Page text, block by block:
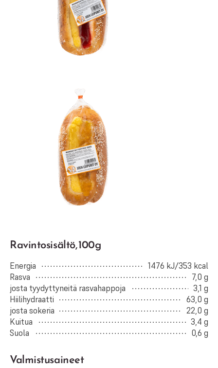
Ravintosisältö, 100g
Energia
1476 kJ/353 kcal
Rasva
7,0 g
josta tyydyttyneitä rasvahappoja
3,1 g
Hiilihydraatti
63,0 g
josta sokeria
22,0 g
Kuitua
3,4 g
Suola
0,6 g
Valmistusaineet